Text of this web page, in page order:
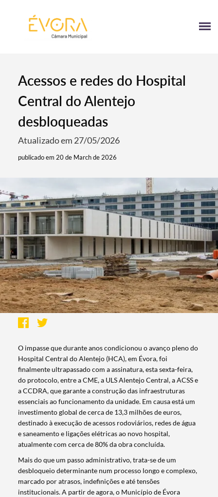
Acessos e redes do Hospital
Central do Alentejo
desbloqueadas
Atualizado em 27/05/2026
publicado em 20 de March de 2026
O impasse que durante anos condicionou o avanço pleno do
Hospital Central do Alentejo (HCA), em Évora, foi
finalmente ultrapassado com a assinatura, esta sexta-feira,
do protocolo, entre a CME, a ULS Alentejo Central, a ACSS e
a CCDRA, que garante a construção das infraestruturas
essenciais ao funcionamento da unidade. Em causa está um
investimento global de cerca de 13,3 milhões de euros,
destinado à execução de acessos rodoviários, redes de água
e saneamento e ligações elétricas ao novo hospital,
atualmente com cerca de 80% da obra concluída.
Mais do que um passo administrativo, trata-se de um
desbloqueio determinante num processo longo e complexo,
marcado por atrasos, indefinições e até tensões
institucionais. A partir de agora, o Município de Évora